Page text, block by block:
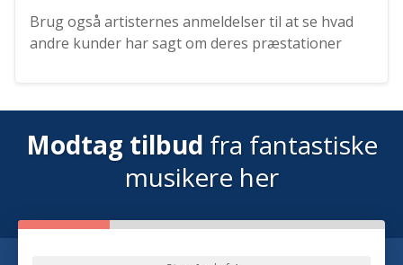
Brug også artisternes anmeldelser til at se hvad
andre kunder har sagt om deres præstationer
Modtag tilbud fra fantastiske
musikere her